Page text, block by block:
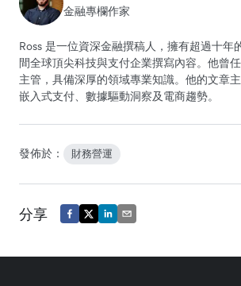
金融專欄作家
Ross 是一位資深金融撰稿人，擁有超過十年
間全球頂尖科技與支付企業撰寫內容。他曾
主管，具備深厚的領域專業知識。他的文章主
嵌入式支付、數據驅動洞察及電商趨勢。
發佈於： 財務營運
分享